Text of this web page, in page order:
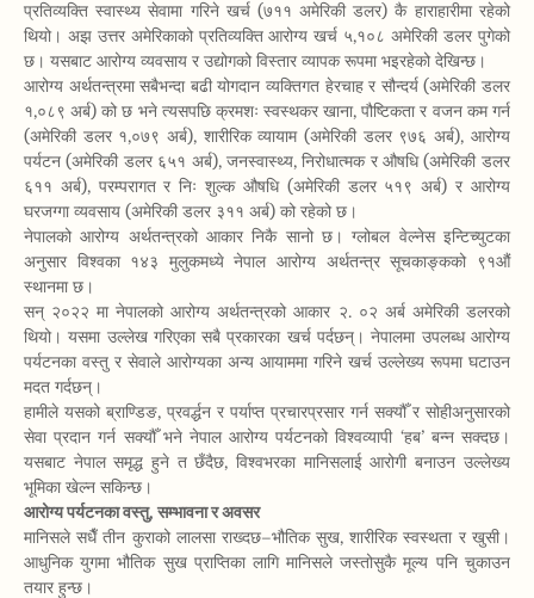
प्रतिव्यक्ति स्वास्थ्य सेवामा गरिने खर्च (७११ अमेरिकी डलर) कै हाराहारीमा रहेको
थियो। अझ उत्तर अमेरिकाको प्रतिव्यक्ति आरोग्य खर्च ५,१०८ अमेरिकी डलर पुगेको
छ। यसबाट आरोग्य व्यवसाय र उद्योगको विस्तार व्यापक रूपमा भइरहेको देखिन्छ।
आरोग्य अर्थतन्त्रमा सबैभन्दा बढी योगदान व्यक्तिगत हेरचाह र सौन्दर्य (अमेरिकी डलर
१,०८९ अर्ब) को छ भने त्यसपछि क्रमशः स्वस्थकर खाना, पौष्टिकता र वजन कम गर्न
(अमेरिकी डलर १,०७९ अर्ब), शारीरिक व्यायाम (अमेरिकी डलर ९७६ अर्ब), आरोग्य
पर्यटन (अमेरिकी डलर ६५१ अर्ब), जनस्वास्थ्य, निरोधात्मक र औषधि (अमेरिकी डलर
६११ अर्ब), परम्परागत र निः शुल्क औषधि (अमेरिकी डलर ५१९ अर्ब) र आरोग्य
घरजग्गा व्यवसाय (अमेरिकी डलर ३११ अर्ब) को रहेको छ।
नेपालको आरोग्य अर्थतन्त्रको आकार निकै सानो छ। ग्लोबल वेल्नेस इन्टिच्युटका
अनुसार विश्वका १४३ मुलुकमध्ये नेपाल आरोग्य अर्थतन्त्र सूचकाङ्कको ९१औं
स्थानमा छ।
सन् २०२२ मा नेपालको आरोग्य अर्थतन्त्रको आकार २. ०२ अर्ब अमेरिकी डलरको
थियो। यसमा उल्लेख गरिएका सबै प्रकारका खर्च पर्दछन्। नेपालमा उपलब्ध आरोग्य
पर्यटनका वस्तु र सेवाले आरोग्यका अन्य आयाममा गरिने खर्च उल्लेख्य रूपमा घटाउन
मदत गर्दछन्।
हामीले यसको ब्राण्डिङ, प्रवर्द्धन र पर्याप्त प्रचारप्रसार गर्न सक्यौँ र सोहीअनुसारको
सेवा प्रदान गर्न सक्यौँ भने नेपाल आरोग्य पर्यटनको विश्वव्यापी ‘हब’ बन्न सक्दछ।
यसबाट नेपाल समृद्ध हुने त छँदैछ, विश्वभरका मानिसलाई आरोगी बनाउन उल्लेख्य
भूमिका खेल्न सकिन्छ।
आरोग्य पर्यटनका वस्तु, सम्भावना र अवसर
मानिसले सधैँ तीन कुराको लालसा राख्दछ–भौतिक सुख, शारीरिक स्वस्थता र खुसी।
आधुनिक युगमा भौतिक सुख प्राप्तिका लागि मानिसले जस्तोसुकै मूल्य पनि चुकाउन
तयार हुन्छ।